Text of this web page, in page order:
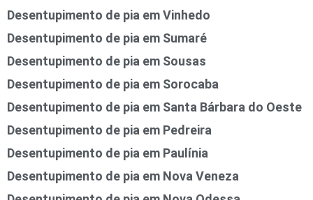
Desentupimento de pia em Vinhedo
Desentupimento de pia em Sumaré
Desentupimento de pia em Sousas
Desentupimento de pia em Sorocaba
Desentupimento de pia em Santa Bárbara do Oeste
Desentupimento de pia em Pedreira
Desentupimento de pia em Paulínia
Desentupimento de pia em Nova Veneza